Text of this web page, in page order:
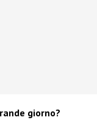
giorno?